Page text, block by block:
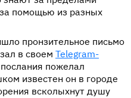
помощью из разных
пронзительное письмо
в своем Telegram-
пожелал
известен он в городе
всколыхнут душу